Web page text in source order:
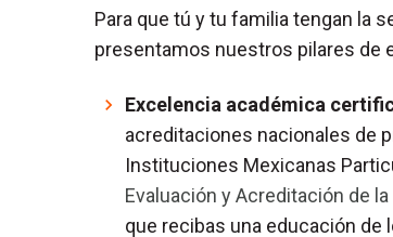
Para que tú y tu familia tengan la
presentamos nuestros pilares de
Excelencia académica
acreditaciones nacionales de
Instituciones Mexicanas
Evaluación y Acreditación de
que recibas una educación de